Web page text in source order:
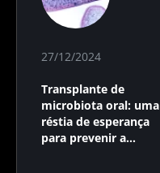
27/12/2024
Transplante de
microbiota oral: uma
réstia de esperança
para prevenir a